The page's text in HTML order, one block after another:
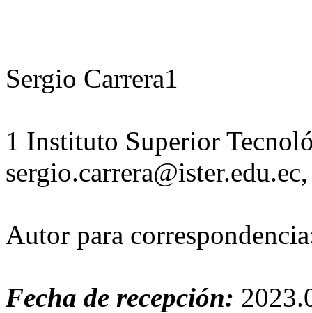
Sergio Carrera1
1 Instituto Superior
Autor para
Fecha de recepción: